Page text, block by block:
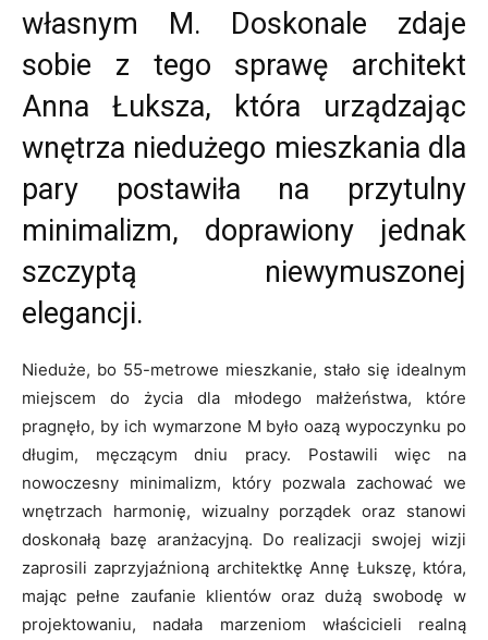
własnym M. Doskonale zdaje
sobie z tego sprawę architekt
Anna Łuksza, która urządzając
wnętrza niedużego mieszkania dla
pary postawiła na przytulny
minimalizm, doprawiony jednak
szczyptą niewymuszonej
elegancji.
Nieduże, bo 55-metrowe mieszkanie, stało się idealnym
miejscem do życia dla młodego małżeństwa, które
pragnęło, by ich wymarzone M było oazą wypoczynku po
długim, męczącym dniu pracy. Postawili więc na
nowoczesny minimalizm, który pozwala zachować we
wnętrzach harmonię, wizualny porządek oraz stanowi
doskonałą bazę aranżacyjną. Do realizacji swojej wizji
zaprosili zaprzyjaźnioną architektkę Annę Łukszę, która,
mając pełne zaufanie klientów oraz dużą swobodę w
projektowaniu, nadała marzeniom właścicieli realną